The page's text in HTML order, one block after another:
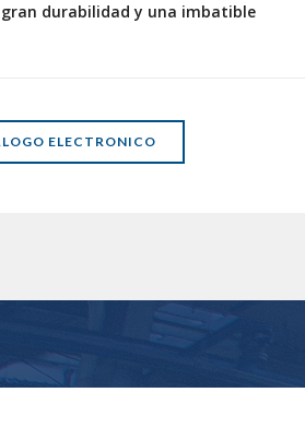
durabilidad y una imbatible
ELECTRONICO